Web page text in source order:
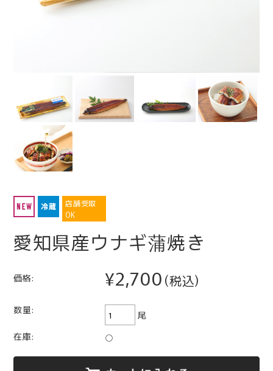
店舗受取
OK
愛知県産ウナギ蒲焼き
価格: ¥2,700 (税込)
数量:
尾
在庫:
○